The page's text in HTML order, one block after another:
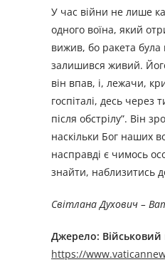
У час війни не лише
одного воїна, який
вижив, бо ракета була
залишився живий.
він впав, і, лежачи,
госпіталі, десь
після обстрілу”. Він
наскільки Бог наших
насправді є чимось
знайти, наблизитись
Світлана Духович –
Джерелo:
https://